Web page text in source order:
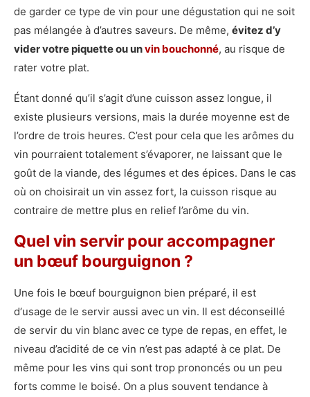
de garder ce type de vin pour une dégustation qui ne soit
pas mélangée à d’autres saveurs. De même, évitez d’y
vider votre piquette ou unvin bouchonné, au risque de
rater votre plat.
Étant donné qu’il s’agit d’une cuisson assez longue, il
existe plusieurs versions, mais la durée moyenne est de
l’ordre de trois heures. C’est pour cela que les arômes du
vin pourraient totalement s’évaporer, ne laissant que le
goût de la viande, des légumes et des épices. Dans le cas
où on choisirait un vin assez fort, la cuisson risque au
contraire de mettre plus en relief l’arôme du vin.
Quel vin servir pour accompagner
un bœuf bourguignon ?
Une fois le bœuf bourguignon bien préparé, il est
d‘usage de le servir aussi avec un vin. Il est déconseillé
de servir du vin blanc avec ce type de repas, en effet, le
niveau d’acidité de ce vin n’est pas adapté à ce plat. De
même pour les vins qui sont trop prononcés ou un peu
forts comme le boisé. On a plus souvent tendance à